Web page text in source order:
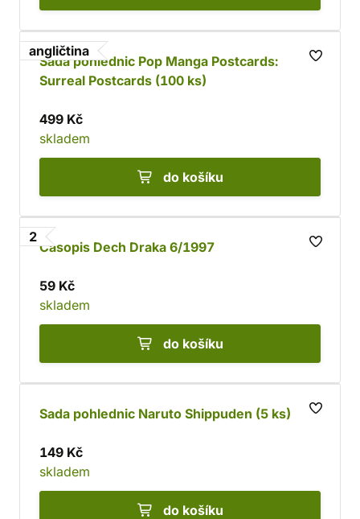
angličtina
Sada pohlednic Pop Manga Postcards:
Surreal Postcards (100 ks)
499 Kč
skladem
do košíku
2
Časopis Dech Draka 6/1997
59 Kč
skladem
do košíku
Sada pohlednic Naruto Shippuden (5 ks)
149 Kč
skladem
do košíku